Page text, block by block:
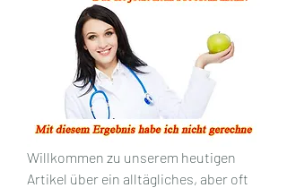
Willkommen zu unserem heutigen
Artikel über ein alltägliches, aber oft